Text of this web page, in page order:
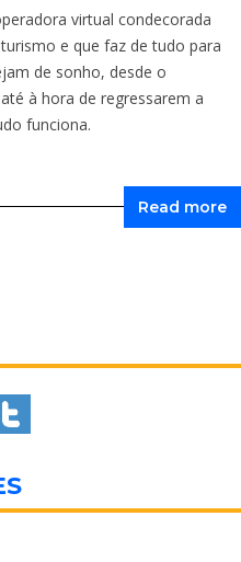
virtual condecorada
e que faz de tudo para
de sonho, desde o
à hora de regressarem a
funciona.
Read more